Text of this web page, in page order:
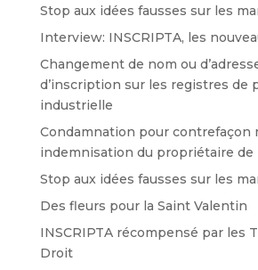
Stop aux idées fausses sur les
Interview: INSCRIPTA, les
Changement de nom ou
d’inscription sur les registres de
industrielle
Condamnation pour contrefaçon
indemnisation du propriétaire de
Stop aux idées fausses sur les
Des fleurs pour la Saint Valentin
INSCRIPTA récompensé par les
Droit